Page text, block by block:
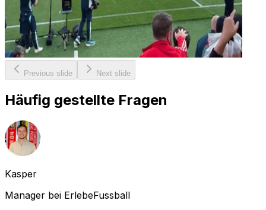
Previous slide Next slide
Häufig gestellte Fragen
Kasper
Manager bei ErlebeFussball